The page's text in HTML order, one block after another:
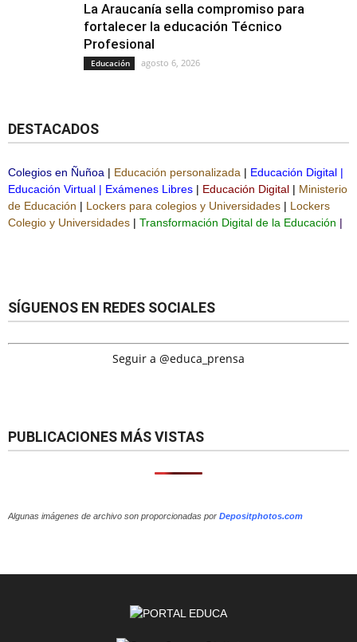
La Araucanía sella compromiso para
fortalecer la educación Técnico
Profesional
Educación agosto 6, 2026
DESTACADOS
Colegios en Ñuñoa | Educación personalizada | Educación Digital |
Educación Virtual | Exámenes Libres | Educación Digital | Ministerio
de Educación | Lockers para colegios y Universidades | Lockers
Colegio y Universidades | Transformación Digital de la Educación |
SÍGUENOS EN REDES SOCIALES
Seguir a @educa_prensa
PUBLICACIONES MÁS VISTAS
Algunas imágenes de archivo son proporcionadas por Depositphotos.com